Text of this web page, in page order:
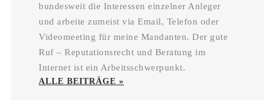
bundesweit die Interessen einzelner Anleger
und arbeite zumeist via Email, Telefon oder
Videomeeting für meine Mandanten. Der gute
Ruf – Reputationsrecht und Beratung im
Internet ist ein Arbeitsschwerpunkt.
ALLE BEITRÄGE »